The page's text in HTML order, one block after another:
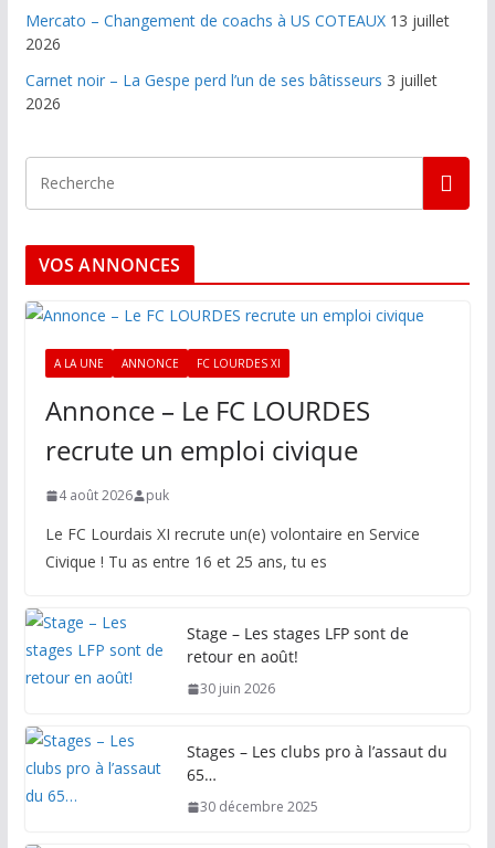
Mercato – Changement de coachs à US COTEAUX 13 juillet
2026
Carnet noir – La Gespe perd l’un de ses bâtisseurs 3 juillet
2026
VOS ANNONCES
A LA UNE ANNONCE FC LOURDES XI
Annonce – Le FC LOURDES
recrute un emploi civique
4 août 2026 puk
Le FC Lourdais XI recrute un(e) volontaire en Service
Civique ! Tu as entre 16 et 25 ans, tu es
Stage – Les stages LFP sont de
retour en août!
30 juin 2026
Stages – Les clubs pro à l’assaut du
65…
30 décembre 2025